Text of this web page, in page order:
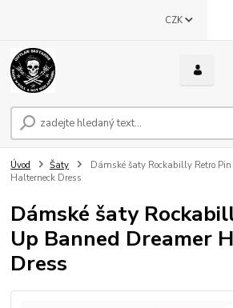
CZK
Úvod Šaty
Dámské šaty Rockabilly Retro
Halterneck Dress
Dámské šaty
Up Banned Dreamer
Dress